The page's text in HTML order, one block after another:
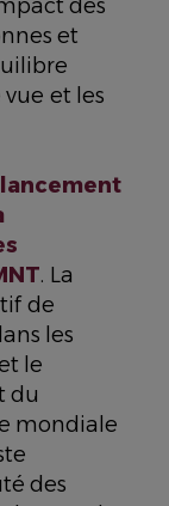
des
et
et les
lancement
. La
de
les
le
du
mondiale
des